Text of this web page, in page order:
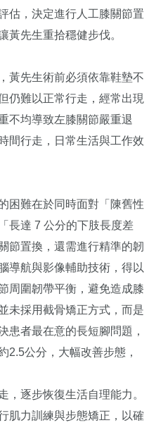
估，決定進行人工膝關節置
黃先生重拾穩健步伐。
黃先生術前必須依靠鞋墊不
仍難以正常行走，經常出現
不均導致左膝關節嚴重退
間行走，日常生活與工作效
困難在於同時面對「陳舊性
長達 7 公分的下肢長度差
節置換，還需進行精準的韌
導航與影像輔助技術，得以
周圍韌帶平衡，避免造成膝
未採用截骨矯正方式，而是
患者最在意的長短腳問題，
2.5公分，大幅改善步態，
，逐步恢復生活自理能力。
肌力訓練與步態矯正，以確